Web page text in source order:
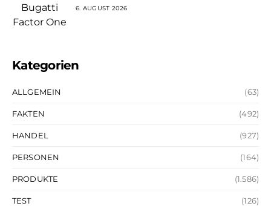
6. AUGUST 2026
Kategorien
ALLGEMEIN (63)
FAKTEN (492)
HANDEL (927)
PERSONEN (164)
PRODUKTE (1.586)
TEST (126)